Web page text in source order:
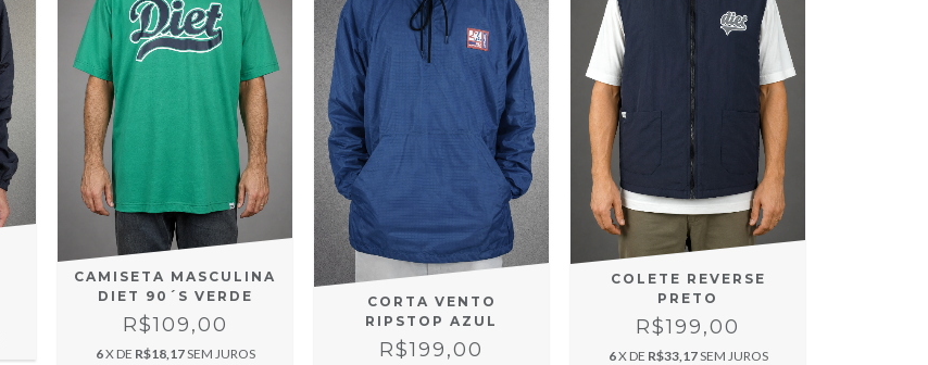
CAMISETA MASCULINA
DIET 90´S VERDE
R$109,00
6X DE R$18,17SEM JUROS
CORTA VENTO
RIPSTOP AZUL
R$199,00
COLETE REVERSE
PRETO
R$199,00
6X DE R$33,17SEM JUROS